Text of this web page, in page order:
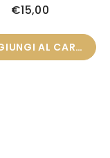
€15,00
AL CARRELLO